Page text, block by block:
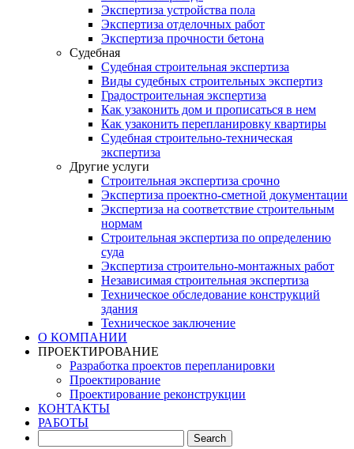
Экспертиза устройства пола
Экспертиза отделочных работ
Экспертиза прочности бетона
Судебная
Судебная строительная экспертиза
Виды судебных строительных экспертиз
Градостроительная экспертиза
Как узаконить дом и прописаться в нем
Как узаконить перепланировку квартиры
Судебная строительно-техническая
экспертиза
Другие услуги
Строительная экспертиза срочно
Экспертиза проектно-сметной документации
Экспертиза на соответствие строительным
нормам
Строительная экспертиза по определению
суда
Экспертиза строительно-монтажных работ
Независимая строительная экспертиза
Техническое обследование конструкций
здания
Техническое заключение
О КОМПАНИИ
ПРОЕКТИРОВАНИЕ
Разработка проектов перепланировки
Проектирование
Проектирование реконструкции
КОНТАКТЫ
РАБОТЫ